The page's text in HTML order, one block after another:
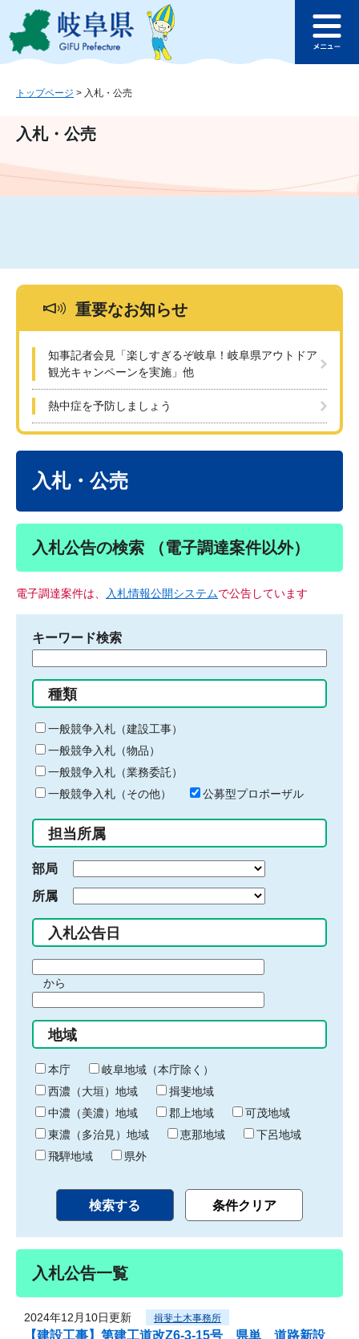
ジ
ュ
文
このページの本文へ
ュ
トップページ > 入札・公売
入札・公売
重要なお知らせ
知事記者会見「楽しすぎるぞ岐阜！岐阜県アウトドア
観光キャンペーンを実施」他
熱中症を予防しましょう
入札・公売
入札公告の検索 （電子調達案件以外）
電子調達案件は、 入札情報公開システムで公告しています
キーワード検索
る
キ
ー
ワ
ー
ド
入
力
種類
一般競争入札（建設工事）
一般競争入札（物品）
一般競争入札（業務委託）
一般競争入札（その他）
公募型プロポーザル
担当所属
部局
所属
入札公告日
間
始
り
から
間
終
わ
り
地域
本庁
岐阜地域（本庁除く）
西濃（大垣）地域
揖斐地域
中濃（美濃）地域
郡上地域
可茂地域
東濃（多治見）地域
恵那地域
下呂地域
飛騨地域
県外
入札公告一覧
2024年12月10日更新 揖斐土木事務所
【建設工事】第建工道改Z6-3-15号 県単 道路新設